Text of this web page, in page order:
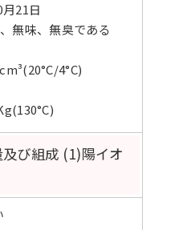
21日
無味、無臭である
4°C)
び組成 (1)陽イオ